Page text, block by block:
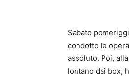
Sabato
condotto le
assoluto. Poi,
lontano dai box,